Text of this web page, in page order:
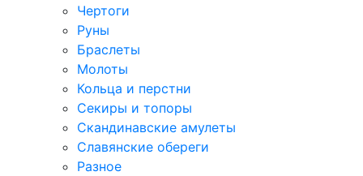
Чертоги
Руны
Браслеты
Молоты
Кольца и перстни
Секиры и топоры
Скандинавские амулеты
Славянские обереги
Разное